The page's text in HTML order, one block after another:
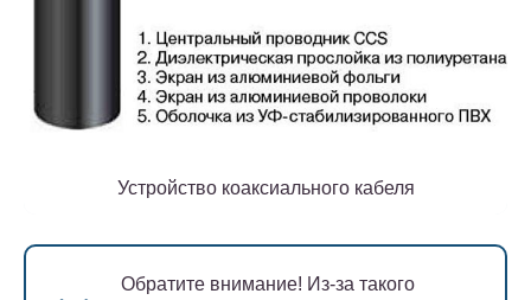
Устройство коаксиального кабеля
Обратите внимание! Из-за такого